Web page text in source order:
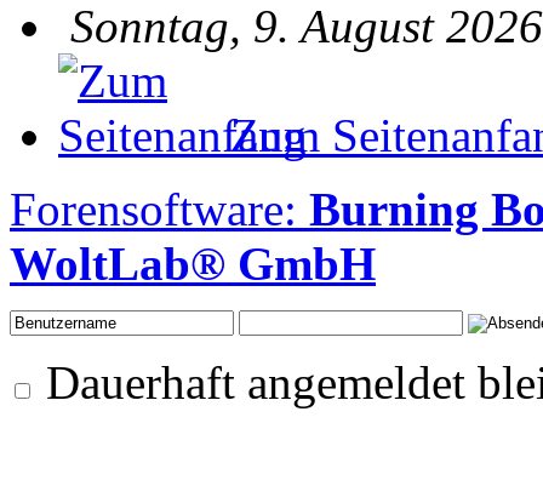
Sonntag, 9. August
Zum
Forensoftware: Burning
WoltLab® GmbH
Dauerhaft angemeldet